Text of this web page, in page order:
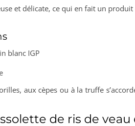
et délicate, ce qui en fait un
blanc IGP
aux cèpes ou à la truffe
de ris de